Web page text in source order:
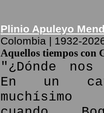
Plinio Apuleyo
Colombia | 1932-
Aquellos tiempos con
"¿Dónde nos
En un